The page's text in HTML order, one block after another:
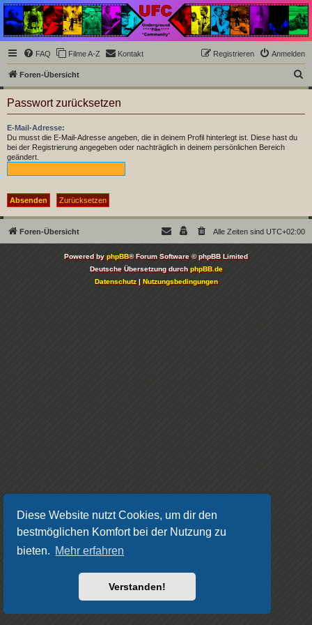
Diese Website nutzt Cookies, um dir den
bestmöglichen Komfort bei der Nutzung zu
bieten. Mehr erfahren
Verstanden!
Underground Film
Community
Die Underground Film Community ist ein deutschsprachiges Filmforum und ein Paradies
für Cineasten und Filmsüchtige jenseits des Mainstreams.
FAQ Filme A-Z Kontakt Anmelden
Registrieren
Foren-Übersicht
u
Passwort zurücksetzen
E-Mail-Adresse:
Du musst die E-Mail-Adresse angeben, die in deinem Profil hinterlegt ist. Diese hast du
bei der Registrierung angegeben oder nachträglich in deinem persönlichen Bereich
geändert.
Foren-Übersicht Alle Zeiten sind UTC+02:00
Powered byphpBB® Forum Software © phpBB Limited
Deutsche Übersetzung durchphpBB.de
Datenschutz|Nutzungsbedingungen